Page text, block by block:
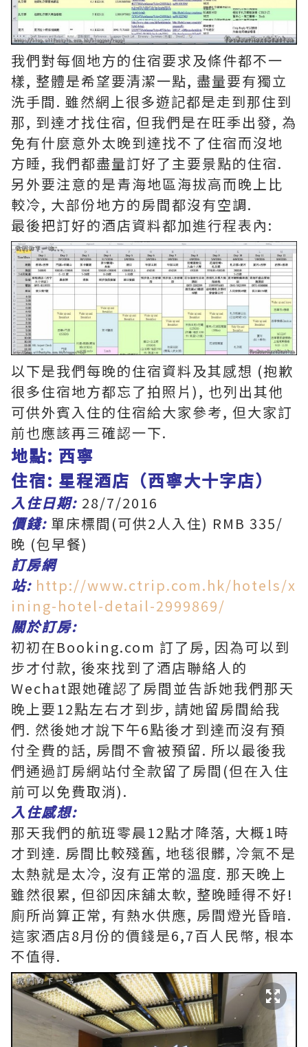
我們對每個地方的住宿要求及條件都不一
樣, 整體是希望要清潔一點, 盡量要有獨立
洗手間. 雖然網上很多遊記都是走到那住到
那, 到達才找住宿, 但我們是在旺季出發, 為
免有什麼意外太晚到達找不了住宿而沒地
方睡, 我們都盡量訂好了主要景點的住宿.
另外要注意的是青海地區海拔高而晚上比
較冷, 大部份地方的房間都沒有空調.
最後把訂好的酒店資料都加進行程表內:
以下是我們每晚的住宿資料及其感想 (抱歉
很多住宿地方都忘了拍照片), 也列出其他
可供外賓入住的住宿給大家參考, 但大家訂
前也應該再三確認一下.
地點: 西寧
住宿: 星程酒店（西寧大十字店）
入住日期: 28/7/2016
價錢: 單床標間(可供2人入住) RMB 335/
晚 (包早餐)
訂房網
站: http://www.ctrip.com.hk/hotels/x
ining-hotel-detail-2999869/
關於訂房:
初初在Booking.com 訂了房, 因為可以到
步才付款, 後來找到了酒店聯絡人的
Wechat跟她確認了房間並告訴她我們那天
晚上要12點左右才到步, 請她留房間給我
們. 然後她才說下午6點後才到達而沒有預
付全費的話, 房間不會被預留. 所以最後我
們通過訂房網站付全款留了房間(但在入住
前可以免費取消).
入住感想:
那天我們的航班零晨12點才降落, 大概1時
才到達. 房間比較殘舊, 地毯很髒, 冷氣不是
太熱就是太冷, 沒有正常的溫度. 那天晚上
雖然很累, 但卻因床舖太軟, 整晚睡得不好!
廁所尚算正常, 有熱水供應, 房間燈光昏暗.
這家酒店8月份的價錢是6,7百人民幣, 根本
不值得.